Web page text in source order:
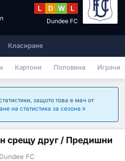
L D W L
Dundee FC
Класиране
Картони Половина Играчи
защото това е мач от
на статистика за сезона
срещу друг / Предишни
FC